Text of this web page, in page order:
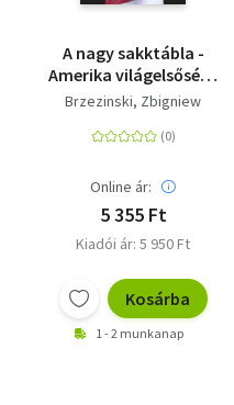
A nagy sakktábla -
Amerika világelsősége
és geopolitikai
Brzezinski, Zbigniew
Online ár:
5 355 Ft
Kiadói ár: 5 950 Ft
Kosárba
1 - 2 munkanap